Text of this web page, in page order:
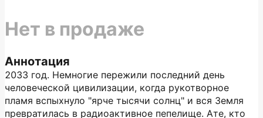
Аннотация
2033 год. Немногие пережили последний день
человеческой цивилизации, когда рукотворное
пламя вспыхнуло "ярче тысячи солнц" и вся Земля
превратилась в радиоактивное пепелище. Ате, кто
Нет в продаже